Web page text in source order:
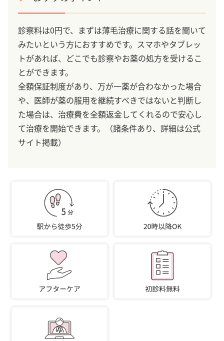
診察料は0円で、まずは薄毛治療に関する話を聞いて
みたいという方におすすめです。スマホやタブレッ
トがあれば、どこでも診察やお薬の処方を受けるこ
とができます。
全額保証制度があり、万が一薬が合わなかった場合
や、医師が薬の服用を継続すべきではないと判断し
た場合は、治療費を全額返金してくれるので安心し
て治療を開始できます。（諸条件あり、詳細は公式
サイト掲載）